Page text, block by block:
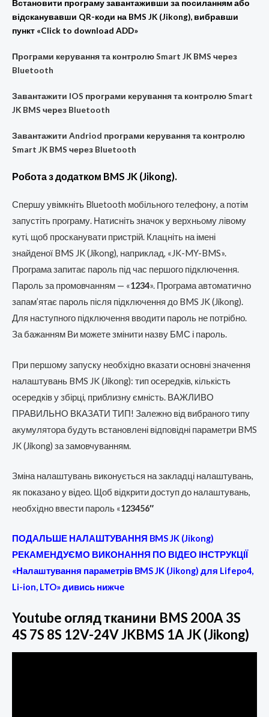
Встановити програму завантаживши за посиланням або
відсканувавши QR-коди на BMS JK (Jikong), вибравши
пункт «Click to download ADD»
Програми керування та контролю Smart JK BMS через
Bluetooth
Завантажити IOS програми керування та контролю Smart
JK BMS через Bluetooth
Завантажити Andriod програми керування та контролю
Smart JK BMS через Bluetooth
Робота з додатком BMS JK (Jikong).
Спершу увімкніть Bluetooth мобільного телефону, а потім
запустіть програму. Натисніть значок у верхньому лівому
куті, щоб просканувати пристрій. Клацніть на імені
знайденої BMS JK (Jikong), наприклад, «JK-MY-BMS».
Програма запитає пароль під час першого підключення.
Пароль за промовчанням — «1234». Програма автоматично
запам’ятає пароль після підключення до BMS JK (Jikong).
Для наступного підключення вводити пароль не потрібно.
За бажанням Ви можете змінити назву БМС і пароль.
При першому запуску необхідно вказати основні значення
налаштувань BMS JK (Jikong): тип осередків, кількість
осередків у збірці, приблизну ємність. ВАЖЛИВО
ПРАВИЛЬНО ВКАЗАТИ ТИП! Залежно від вибраного типу
акумулятора будуть встановлені відповідні параметри BMS
JK (Jikong) за замовчуванням.
Зміна налаштувань виконується на закладці налаштувань,
як показано у відео. Щоб відкрити доступ до налаштувань,
необхідно ввести пароль «123456″
ПОДАЛЬШЕ НАЛАШТУВАННЯ BMS JK (Jikong)
РЕКАМЕНДУЄМО ВИКОНАННЯ ПО ВІДЕО ІНСТРУКЦІЇ
«Налаштування параметрів BMS JK (Jikong) для Lifepo4,
Li-ion, LTO» дивись нижче
Youtube огляд тканини BMS 200A 3S
4S 7S 8S 12V-24V JKBMS 1A JK (Jikong)